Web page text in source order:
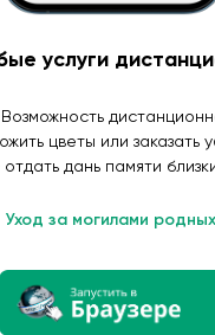
услуги
Возможность
цветы или заказать
отдать дань памяти
Уход за могилами